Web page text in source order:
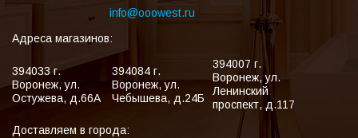
info@ooowest.ru
Адреса магазинов:
394033 г.
Воронеж,ул.
Остужева, д.66А
394084 г.
Воронеж,ул.
Чебышева, д.24Б
394007 г.
Воронеж,ул.
Ленинский
проспект, д.117
Доставляем в города: